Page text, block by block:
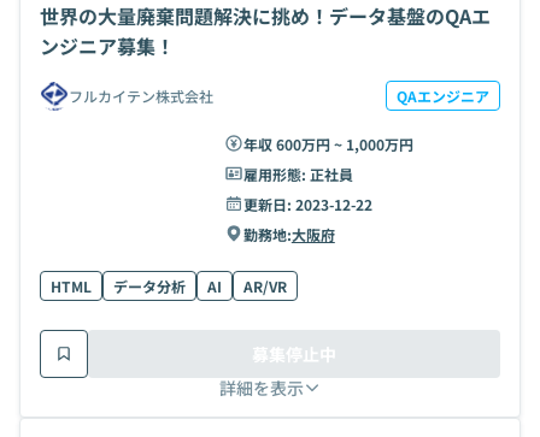
世界の大量廃棄問題解決に挑め！データ基盤のQAエ
ンジニア募集！
フルカイテン株式会社 QAエンジニア
年収 600万円 ~ 1,000万円
雇用形態: 正社員
更新日: 2023-12-22
勤務地:大阪府
HTML データ分析 AI AR/VR
詳細を表示
募集停止中